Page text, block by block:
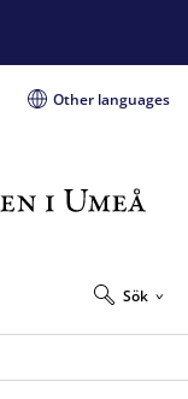
Other languages
Sök